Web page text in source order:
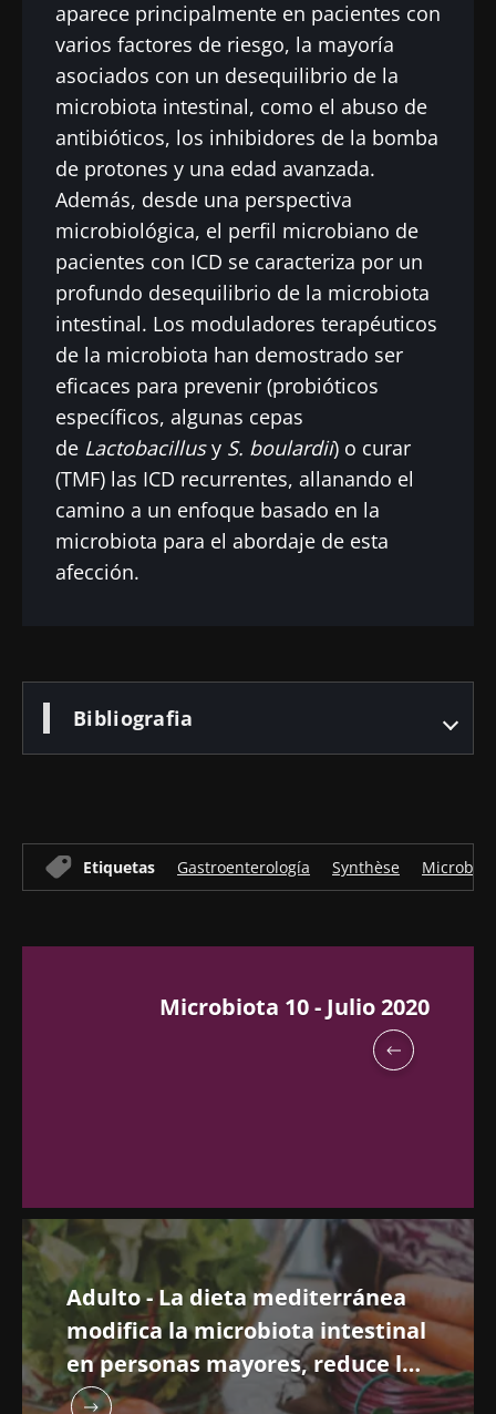
aparece principalmente en pacientes con
varios factores de riesgo, la mayoría
asociados con un desequilibrio de la
microbiota intestinal, como el abuso de
antibióticos, los inhibidores de la bomba
de protones y una edad avanzada.
Además, desde una perspectiva
microbiológica, el perfil microbiano de
pacientes con ICD se caracteriza por un
profundo desequilibrio de la microbiota
intestinal. Los moduladores terapéuticos
de la microbiota han demostrado ser
eficaces para prevenir (probióticos
específicos, algunas cepas
de Lactobacillusy S. boulardii) o curar
(TMF) las ICD recurrentes, allanando el
camino a un enfoque basado en la
microbiota para el abordaje de esta
afección.
Bibliografia
Etiquetas Gastroenterología Synthèse
Microbiota 10 - Julio 2020
Adulto - La dieta mediterránea
modifica la microbiota intestinal
en personas mayores, reduce la
fragilidad y mejora el estado de